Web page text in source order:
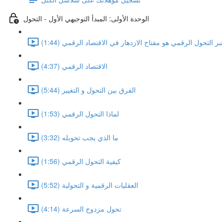
الوحدة الأولى: المبدأ التوجيهي الأول - التحول
التحول الرقمي هو مفتاح الازدهار في الاقتصاد الرقمي (1:44)
الاقتصاد الرقمي (4:37)
الفرق بين التحول و التغيير (5:44)
لماذا التحول الرقمي (1:53)
ما الذي يجب تحويله (3:32)
كيفية التحول الرقمي (1:56)
العقليات الرقمية و التحولية (5:52)
تحول مزدوج السرعة (4:14)